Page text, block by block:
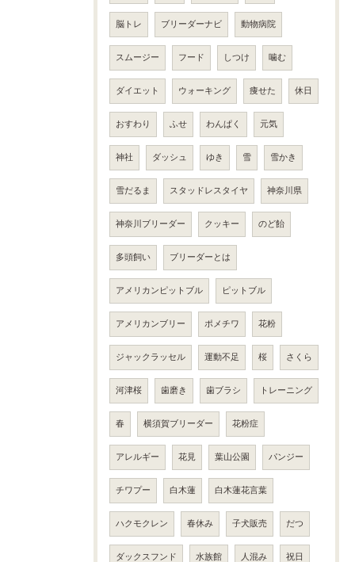
脳トレ ブリーダーナビ 動物病院
スムージー フード しつけ 噛む
ダイエット ウォーキング 痩せた 休日
おすわり ふせ わんぱく 元気
神社 ダッシュ ゆき 雪 雪かき
雪だるま スタッドレスタイヤ 神奈川県
神奈川ブリーダー クッキー のど飴
多頭飼い ブリーダーとは
アメリカンピットブル ピットブル
アメリカンブリー ポメチワ 花粉
ジャックラッセル 運動不足 桜 さくら
河津桜 歯磨き 歯ブラシ トレーニング
春 横須賀ブリーダー 花粉症
アレルギー 花見 葉山公園 パンジー
チワプー 白木蓮 白木蓮花言葉
ハクモクレン 春休み 子犬販売 だつ
ダックスフンド 水族館 人混み 祝日